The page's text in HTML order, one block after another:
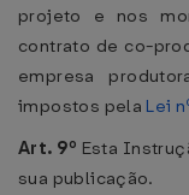
projeto e nos
contrato de co-
empresa
impostos pela Lei
Art. 9º Esta
sua publicação.